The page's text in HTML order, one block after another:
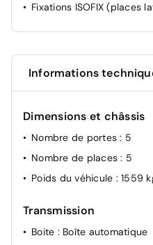
Siège passager réglable
Airbag passager avant
Projecteurs réglables
Rétroviseur intérieur Jour
Commutation
Radar de recul
Fixations ISOFIX (places
Informations
Dimensions et châssis
Nombre de portes: 5
Nombre de places: 5
Poids du véhicule : 1559
Transmission
Boite : Boîte automatique